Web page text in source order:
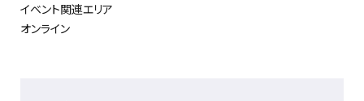
イベント関連エリア
オンライン